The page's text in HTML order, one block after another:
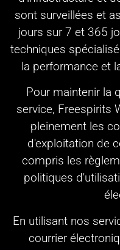
sont surveillées et
jours sur 7 et 365
techniques
la performance et
Pour maintenir la
service, Freespirits
pleinement les
d'exploitation de
compris les
politiques
En utilisant nos
courrier